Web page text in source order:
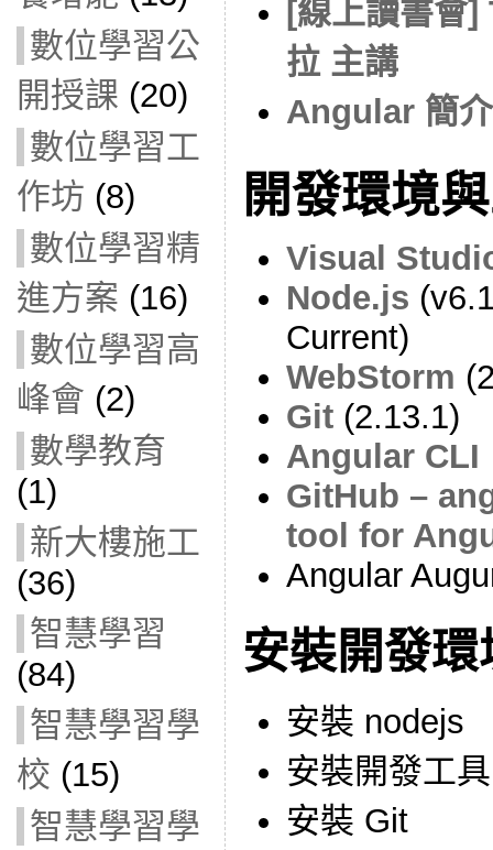
數位學習公
開授課 (20)
數位學習工
作坊 (8)
數位學習精
進方案 (16)
數位學習高
峰會 (2)
數學教育
(1)
新大樓施工
(36)
智慧學習
(84)
智慧學習學
校 (15)
智慧學習學
[線上讀書會
拉 主講
Angular 簡介
開發環境
Visual
Node.js
Current)
WebStorm
Git(2.13.1)
Angular CLI
GitHub –
tool for
Angular
安裝開發
安裝 nodejs
安裝開發工
安裝 Git